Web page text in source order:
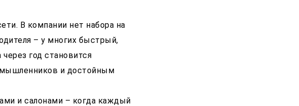
В компании нет набора на
– у многих быстрый,
год становится
и достойным
и салонами – когда каждый